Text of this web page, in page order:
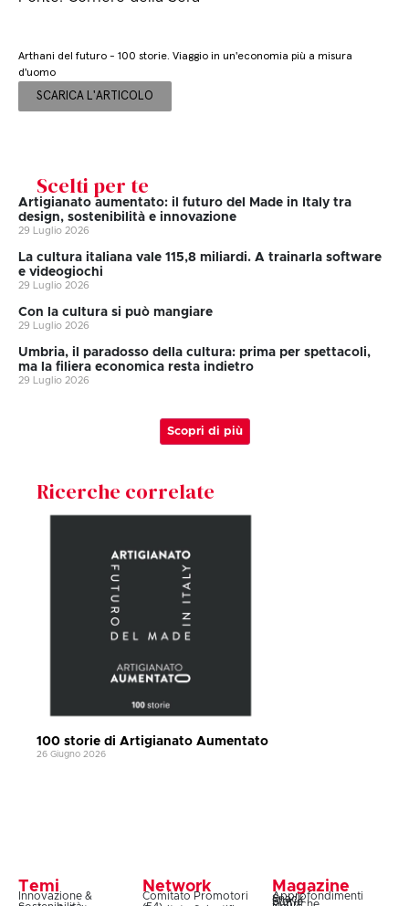
Arthani del futuro - 100 storie. Viaggio in un'economia più a misura
d'uomo
SCARICA L'ARTICOLO
Scelti per te
Artigianato aumentato: il futuro del Made in Italy tra
design, sostenibilità e innovazione
29 Luglio 2026
La cultura italiana vale 115,8 miliardi. A trainarla software
e videogiochi
29 Luglio 2026
Con la cultura si può mangiare
29 Luglio 2026
Umbria, il paradosso della cultura: prima per spettacoli,
ma la filiera economica resta indietro
29 Luglio 2026
Scopri di più
Ricerche correlate
100 storie di Artigianato Aumentato
26 Giugno 2026
Temi
Innovazione &
Network
Comitato Promotori
Magazine
Approfondimenti
Snack
Storie